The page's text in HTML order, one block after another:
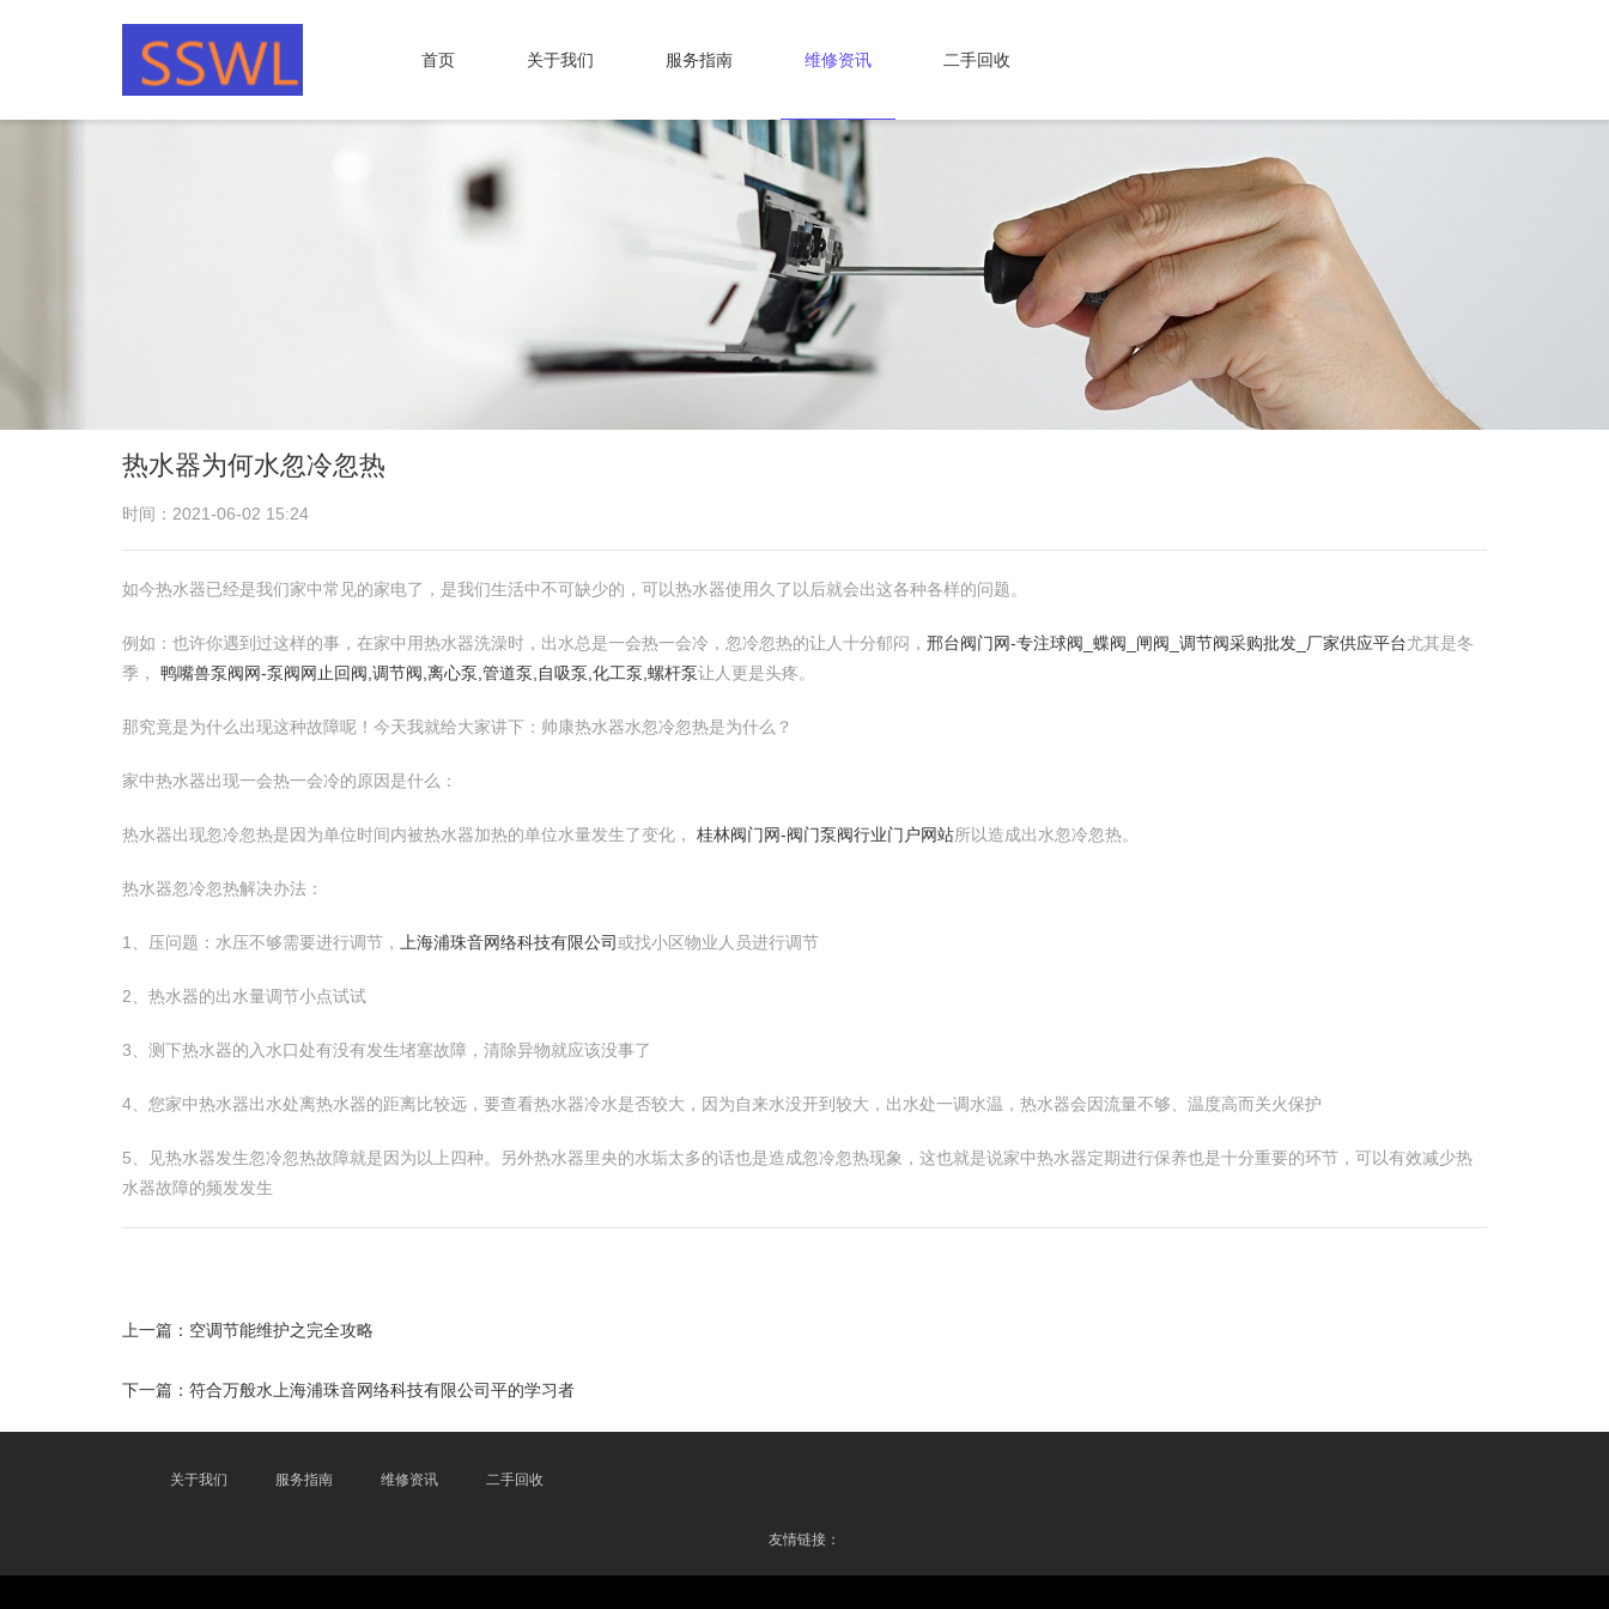
首页 关于我们 服务指南 维修资讯 二手回收
热水器为何水忽冷忽热
时间：2021-06-02 15:24
如今热水器已经是我们家中常见的家电了，是我们生活中不可缺少的，可以热水器使用久了以后就会出这各种各样的问题。
例如：也许你遇到过这样的事，在家中用热水器洗澡时，出水总是一会热一会冷，忽冷忽热的让人十分郁闷， 邢台阀门网-专注球阀_蝶阀_闸阀_调节阀采购批发_厂家供应平台尤其是冬
季， 鸭嘴兽泵阀网-泵阀网止回阀,调节阀,离心泵,管道泵,自吸泵,化工泵,螺杆泵让人更是头疼。
那究竟是为什么出现这种故障呢！今天我就给大家讲下：帅康热水器水忽冷忽热是为什么？
家中热水器出现一会热一会冷的原因是什么：
热水器出现忽冷忽热是因为单位时间内被热水器加热的单位水量发生了变化， 桂林阀门网-阀门泵阀行业门户网站所以造成出水忽冷忽热。
热水器忽冷忽热解决办法：
1、压问题：水压不够需要进行调节， 上海浦珠音网络科技有限公司或找小区物业人员进行调节
2、热水器的出水量调节小点试试
3、测下热水器的入水口处有没有发生堵塞故障，清除异物就应该没事了
4、您家中热水器出水处离热水器的距离比较远，要查看热水器冷水是否较大，因为自来水没开到较大，出水处一调水温，热水器会因流量不够、温度高而关火保护
5、见热水器发生忽冷忽热故障就是因为以上四种。另外热水器里央的水垢太多的话也是造成忽冷忽热现象，这也就是说家中热水器定期进行保养也是十分重要的环节，可以有效减少热
水器故障的频发发生
上一篇： 空调节能维护之完全攻略
下一篇： 符合万般水上海浦珠音网络科技有限公司平的学习者
关于我们 服务指南 维修资讯 二手回收
友情链接：